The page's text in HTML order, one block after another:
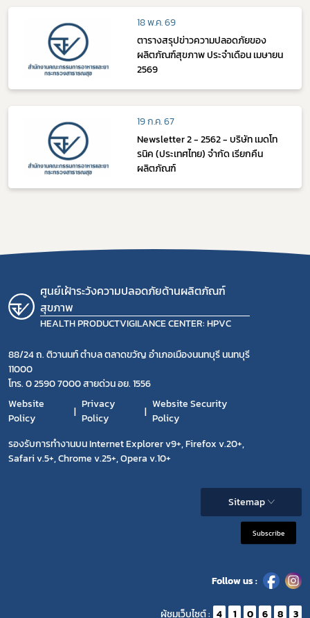
18 พ.ค. 69
ตารางสรุปข่าวความปลอดภัยของ
ผลิตภัณฑ์สุขภาพ ประจำเดือน เมษายน
2569
19 ก.ค. 67
Newsletter 2 - 2562 - บริษัท เมดโท
รนิค (ประเทศไทย) จำกัด เรียกคืน
ผลิตภัณฑ์
ศูนย์เฝ้าระวังความปลอดภัยด้านผลิตภัณฑ์
สุขภาพ
HEALTH PRODUCTVIGILANCE CENTER: HPVC
88/24 ถ. ติวานนท์ ตำบล ตลาดขวัญ อำเภอเมืองนนทบุรี นนทบุรี
11000
โทร. 0 2590 7000 สายด่วน อย. 1556
Website
Policy
Privacy
Policy
Website Security
Policy
รองรับการทำงานบน Internet Explorer v9+, Firefox v.20+,
Safari v.5+, Chrome v.25+, Opera v.10+
Sitemap
Subscribe
Follow us :
ผู้ชมเว็บไซต์ : 4 1 0 6 8 3